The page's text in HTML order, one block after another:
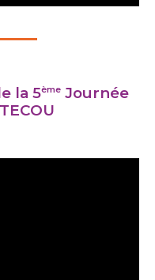
la 5èmeJournée